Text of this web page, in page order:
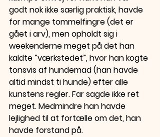
godt nok ikke særlig praktisk, havde
for mange tommelfingre (det er
gået i arv), men opholdt sig i
weekenderne meget på det han
kaldte ”værkstedet”, hvor han kogte
tonsvis af hundemad (han havde
altid mindst ti hunde) efter alle
kunstens regler. Far sagde ikke ret
meget. Medmindre han havde
lejlighed til at fortælle om det, han
havde forstand på.